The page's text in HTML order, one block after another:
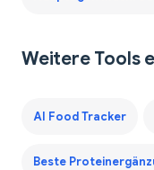
Weitere Tools
AI Food Tracker
Beste